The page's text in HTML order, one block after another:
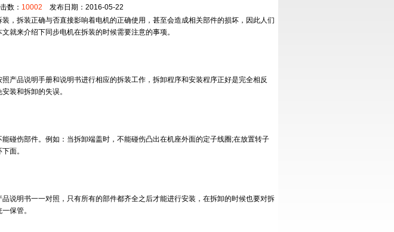
数： 10002 发布日期：2016-05-22
，拆装正确与否直接影响着电机的正确使用，甚至会造成相关部件的损坏，因此人们
就来介绍下同步电机在拆装的时候需要注意的事项。
品说明手册和说明书进行相应的拆装工作，拆卸程序和安装程序正好是完全相反
装和拆卸的失误。
伤部件。例如：当拆卸端盖时，不能碰伤凸出在机座外面的定子线圈;在放置转子
面。
明书一一对照，只有所有的部件都齐全之后才能进行安装，在拆卸的时候也要对拆
保管。